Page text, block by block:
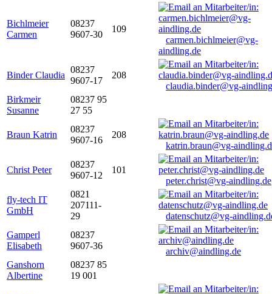
Bichlmeier
Carmen
08237
9607-30
109
carmen.bichlmeier@vg-
aindling.de
Binder Claudia
08237
9607-17
208
claudia.binder@vg-
Birkmeir
Susanne
08237 95
27 55
Braun Katrin
08237
9607-16
208
katrin.braun@vg-
Christ Peter
08237
9607-12
101
peter.christ@vg-aindling.de
fly-tech IT
GmbH
0821
207111-
29
datenschutz@vg-
Gamperl
Elisabeth
08237
9607-36
archiv@aindling.de
Ganshorn
Albertine
08237 85
19 001